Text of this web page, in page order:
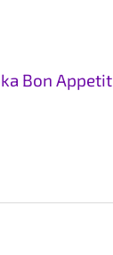
Bon Appetit